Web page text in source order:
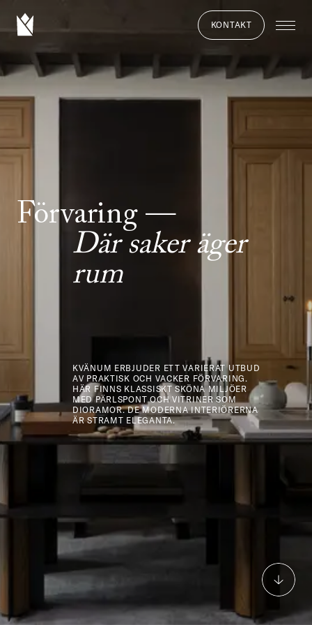
KONTAKT
Förvaring
Där saker äger
rum
KVÄNUM ERBJUDER ETT VARIERAT UTBUD
AV PRAKTISK OCH VACKER FÖRVARING.
HÄR FINNS KLASSISKT SKÖNA MILJÖER
MED PÄRLSPONT OCH VITRINER SOM
DIORAMOR. DE MODERNA INTERIÖRERNA
ÄR STRAMT ELEGANTA.